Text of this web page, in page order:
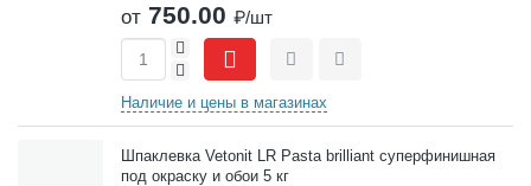
от 750.00 ₽/шт
-
+
СравнитьОтложить
Наличие и цены в магазинах
Шпаклевка Vetonit LR Pasta brilliant суперфинишная
под окраску и обои 5 кг